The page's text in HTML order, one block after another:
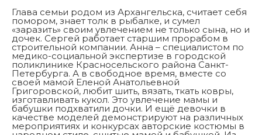
Глава семьи родом из Архангельска, считает себя
помором, знает толк в рыбалке, и сумел
«заразить» своим увлечением не только сына, но и
дочек. Сергей работает старшим прорабом в
строительной компании. Анна – специалистом по
медико-социальной экспертизе в городской
поликлинике Красносельского района Санкт-
Петербурга. А в свободное время, вместе со
своей мамой Еленой Анатольевной
Григоровской, любит шить, вязать, ткать ковры,
изготавливать кукол. Это увлечение мамы и
бабушки подхватили дочки. И ещё девочки в
качестве моделей демонстрируют на различных
мероприятиях и конкурсах авторские костюмы в